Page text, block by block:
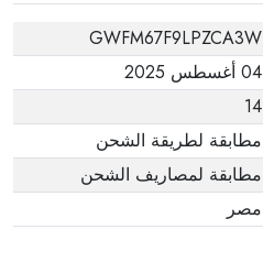
GWFM67F9LPZCA3W
04 أغسطس 2025
14
مطابقة لطريقة الشحن
مطابقة لمصاريف الشحن
مصر